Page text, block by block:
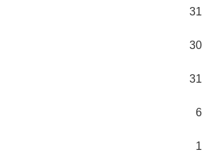
31
30
31
6
1